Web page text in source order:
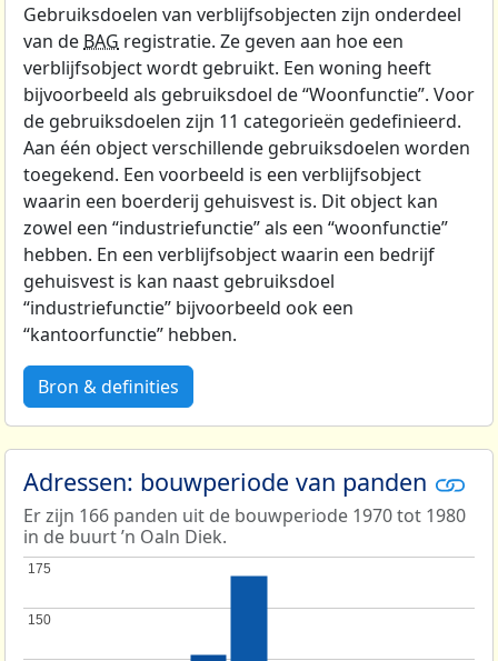
Gebruiksdoelen van verblijfsobjecten zijn onderdeel
van de BAG registratie. Ze geven aan hoe een
verblijfsobject wordt gebruikt. Een woning heeft
bijvoorbeeld als gebruiksdoel de “Woonfunctie”. Voor
de gebruiksdoelen zijn 11 categorieën gedefinieerd.
Aan één object verschillende gebruiksdoelen worden
toegekend. Een voorbeeld is een verblijfsobject
waarin een boerderij gehuisvest is. Dit object kan
zowel een “industriefunctie” als een “woonfunctie”
hebben. En een verblijfsobject waarin een bedrijf
gehuisvest is kan naast gebruiksdoel
“industriefunctie” bijvoorbeeld ook een
“kantoorfunctie” hebben.
Bron & definities
Adressen: bouwperiode van panden
Er zijn 166 panden uit de bouwperiode 1970 tot 1980
in de buurt ’n Oaln Diek.
150
150
175
175